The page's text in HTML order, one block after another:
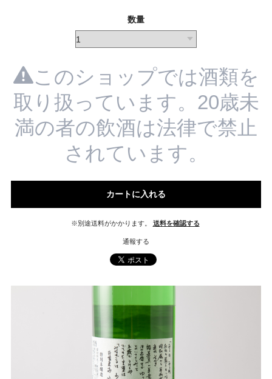
数量
このショップでは酒類を
取り扱っています。20歳未
満の者の飲酒は法律で禁止
されています。
カートに入れる
※別途送料がかかります。 送料を確認する
通報する